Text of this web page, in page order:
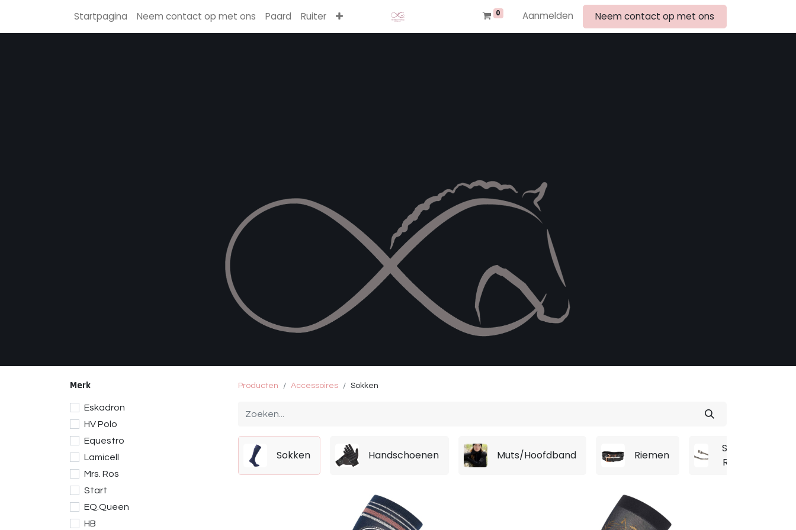
0 Aanmelden Neem contact op met ons
Startpagina Neem contact op met ons Paard Ruiter
Merk
Eskadron
HV Polo
Equestro
Lamicell
Mrs. Ros
Start
EQ.Queen
HB
Producten Accessoires Sokken
Sokken Handschoenen Muts/Hoofdband Riemen
Sporen &
Riempjes